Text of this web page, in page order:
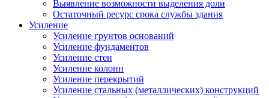
Выявление возможности выделения доли
Остаточный ресурс срока службы здания
Усиление
Усиление грунтов оснований
Усиление фундаментов
Усиление стен
Усиление колонн
Усиление перекрытий
Усиление стальных (металлических) конструкций